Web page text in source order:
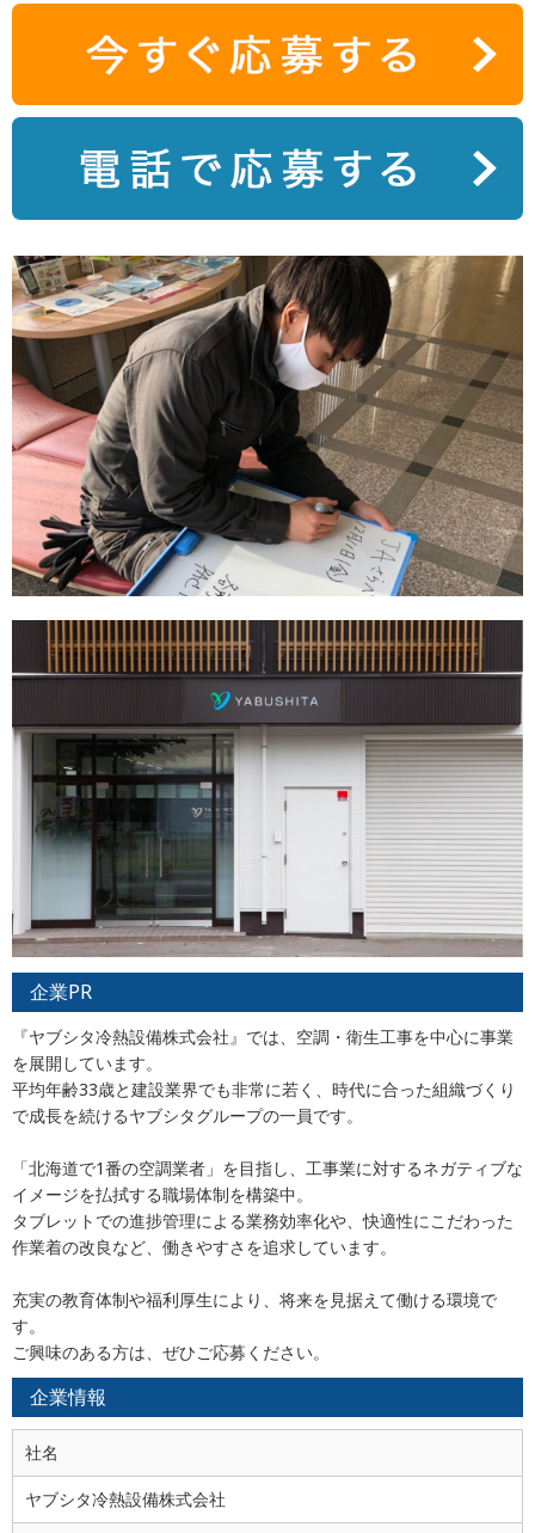
企業PR
『ヤブシタ冷熱設備株式会社』では、空調・衛生工事を中心に事業
を展開しています。
平均年齢33歳と建設業界でも非常に若く、時代に合った組織づくり
で成長を続けるヤブシタグループの一員です。
「北海道で1番の空調業者」を目指し、工事業に対するネガティブな
イメージを払拭する職場体制を構築中。
タブレットでの進捗管理による業務効率化や、快適性にこだわった
作業着の改良など、働きやすさを追求しています。
充実の教育体制や福利厚生により、将来を見据えて働ける環境で
す。
ご興味のある方は、ぜひご応募ください。
企業情報
社名
ヤブシタ冷熱設備株式会社